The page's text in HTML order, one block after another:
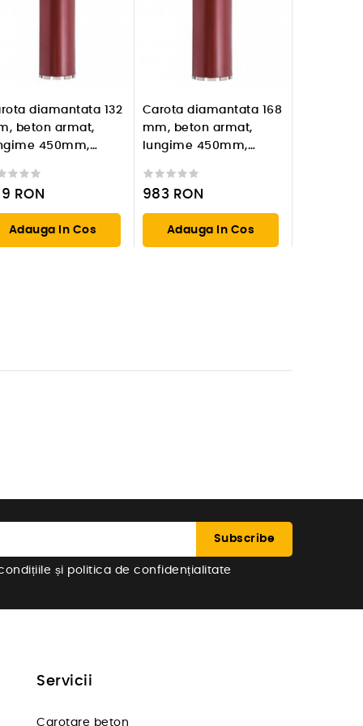
diamantata 132
beton armat,
450mm,
RON
Adauga In Cos
Carota diamantata 168
mm, beton armat,
lungime 450mm,
983 RON
Adauga In Cos
și politica de confidențialitate
Servicii
Carotare beton